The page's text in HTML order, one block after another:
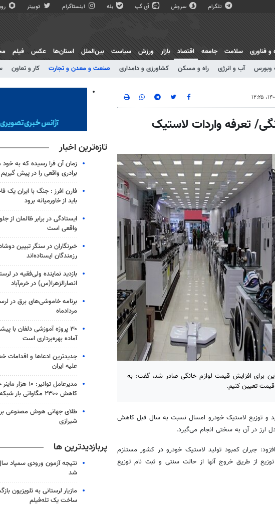
تلگرام سروش آی گپ بله اینستاگرام توییتر
و فناوری سلامت جامعه
اقتصاد
وبورس آب و انرژی راه و مسکن کشاورزی و دامداری صنعت و معدن و تجارت کار و تعاون
بازار ورزش سیاست بین‌الملل استان‌ها عکس فیلم
تعرفه واردات لاستیک
برای افزایش قیمت لوازم خانگی صادر شد، گفت: به
تعیین کنیم.
و توزیع لاستیک خودرو امسال نسبت به سال قبل کاهش
جبران کمبود تولید لاستیک خودرو در کشور مستلزم
از طریق خروج آنها از حالت سنتی و ثبت نام توزیع
تازه‌ترین اخبار
زمان آن فرا رسیده که به
برادری واقعی را در پیش گیریم
فارن افرز : جنگ با ایران یک
باید از خاورمیانه برود
ایستادگی در برابر ظالمان از
واقعی است
خبرنگاران در سنگر تبیین
رزمندگان ایستاده‌اند
بازدید نماینده ولی‌فقیه در
انصارالزهرا(س) در خرم‌آباد
مردادماه
آماده بهره‌برداری است
جدیدترین ادعاها و اقدامات
علیه ایران
مدیرعامل توانیر:
کاهش ۲۳۰۰ مگاواتی بار شبکه
طلای جهانی هوش مصنوعی بر
شیرازی
پربازدیدترین ها
شد
مازیار لرستانی به تلویزیون
ساخت یک تله‌فیلم